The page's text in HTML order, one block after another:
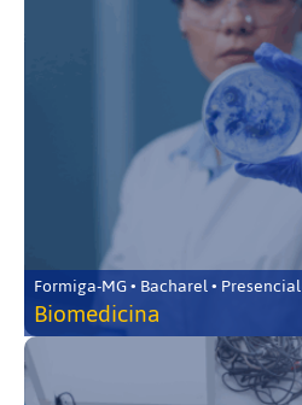
Formiga-MG • Bacharel • Presencial
Biomedicina